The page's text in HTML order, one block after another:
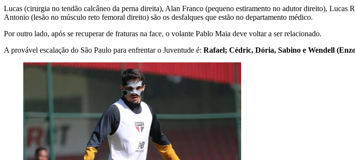
Lucas (cirurgia no tendão calcâneo da perna direita), Alan Franco (pequeno estiramento no adutor direito),
Antonio (lesão no músculo reto femoral direito) são os desfalques que estão no departamento médico.
Por outro lado, após se recuperar de fraturas na face, o volante Pablo Maia deve voltar a ser relacionado.
A provável escalação do São Paulo para enfrentar o Juventude é: Rafael; Cédric, Dória, Sabino e Wendell